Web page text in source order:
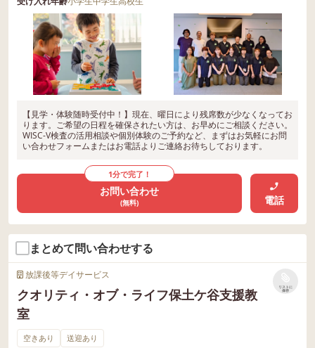
【見学・体験随時受付中！】現在、曜日により残席数が少なくなってお
ります。ご希望の日程を確保されたい方は、お早めにご相談ください。
WISC-V検査の活用相談や個別体験のご予約など、まずはお気軽にお問
い合わせフォームまたはお電話よりご連絡お待ちしております。
1分で完了！
お問い合わせ
(無料) 電話
まとめて問い合わせする
放課後等デイサービス
クオリティ・オブ・ライフ保土ケ谷支援教
室
リストに
保存
空きあり 送迎あり